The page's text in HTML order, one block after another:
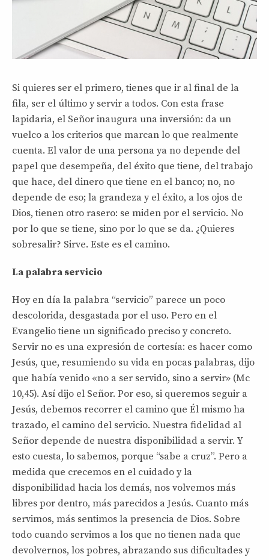
Si quieres ser el primero, tienes que ir al final de la
fila, ser el último y servir a todos. Con esta frase
lapidaria, el Señor inaugura una inversión: da un
vuelco a los criterios que marcan lo que realmente
cuenta. El valor de una persona ya no depende del
papel que desempeña, del éxito que tiene, del trabajo
que hace, del dinero que tiene en el banco; no, no
depende de eso; la grandeza y el éxito, a los ojos de
Dios, tienen otro rasero: se miden por el servicio. No
por lo que se tiene, sino por lo que se da. ¿Quieres
sobresalir? Sirve. Este es el camino.
La palabra servicio
Hoy en día la palabra “servicio” parece un poco
descolorida, desgastada por el uso. Pero en el
Evangelio tiene un significado preciso y concreto.
Servir no es una expresión de cortesía: es hacer como
Jesús, que, resumiendo su vida en pocas palabras, dijo
que había venido «no a ser servido, sino a servir» (Mc
10,45). Así dijo el Señor. Por eso, si queremos seguir a
Jesús, debemos recorrer el camino que Él mismo ha
trazado, el camino del servicio. Nuestra fidelidad al
Señor depende de nuestra disponibilidad a servir. Y
esto cuesta, lo sabemos, porque “sabe a cruz”. Pero a
medida que crecemos en el cuidado y la
disponibilidad hacia los demás, nos volvemos más
libres por dentro, más parecidos a Jesús. Cuanto más
servimos, más sentimos la presencia de Dios. Sobre
todo cuando servimos a los que no tienen nada que
devolvernos, los pobres, abrazando sus dificultades y